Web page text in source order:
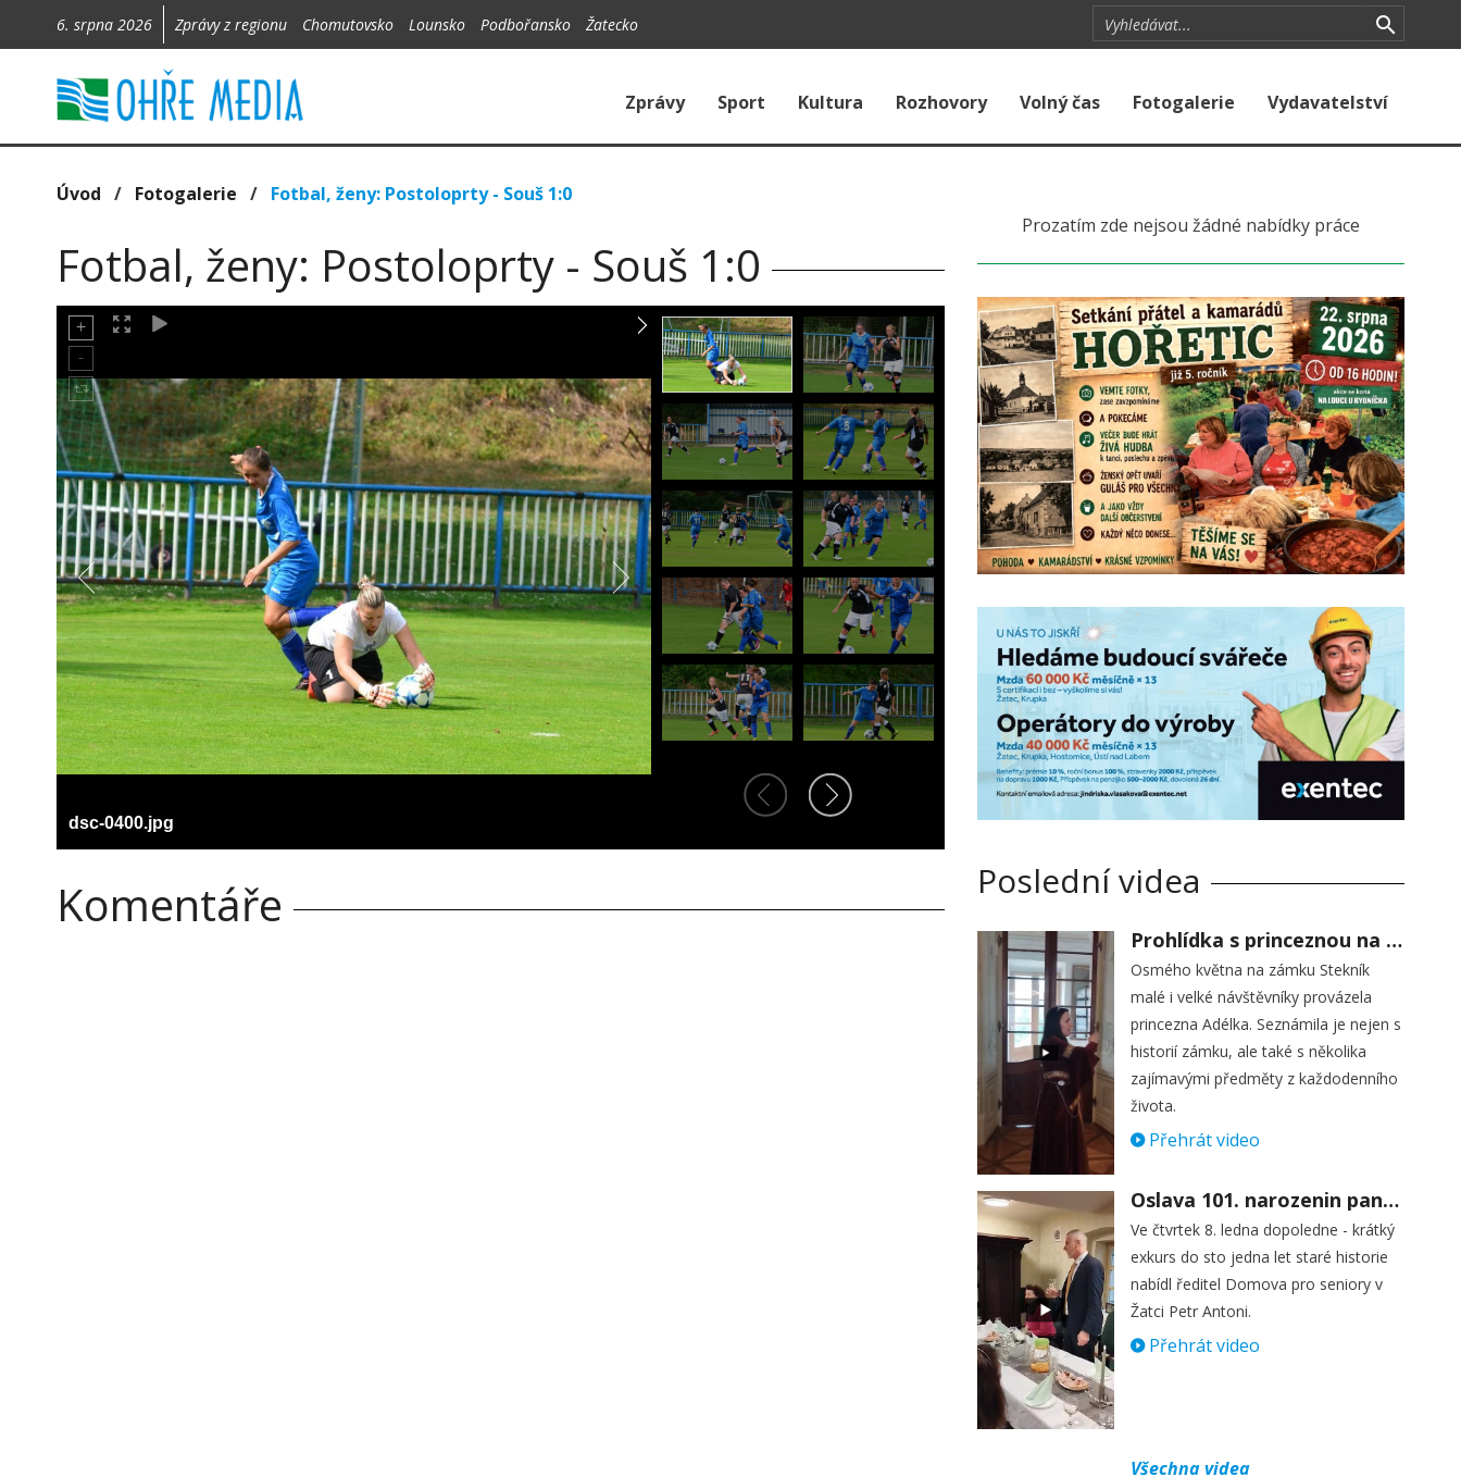
6. srpna 2026 Zprávy z regionu Chomutovsko Lounsko Podbořansko Žatecko
Zprávy Sport Kultura Rozhovory Volný čas Fotogalerie Vydavatelství
Úvod / Fotogalerie / Fotbal, ženy: Postoloprty - Souš 1:0
Fotbal, ženy: Postoloprty - Souš 1:0
dsc-0400.jpg
Komentáře
Prozatím zde nejsou žádné nabídky práce
Poslední videa
Prohlídka s princeznou na zámku Stekník
Osmého května na zámku Stekník
malé i velké návštěvníky provázela
princezna Adélka. Seznámila je nejen s
historií zámku, ale také s několika
zajímavými předměty z každodenního
života.
Přehrát video
Oslava 101. narozenin paní Věry Skořepové
Ve čtvrtek 8. ledna dopoledne - krátký
exkurs do sto jedna let staré historie
nabídl ředitel Domova pro seniory v
Žatci Petr Antoni.
Přehrát video
Všechna videa